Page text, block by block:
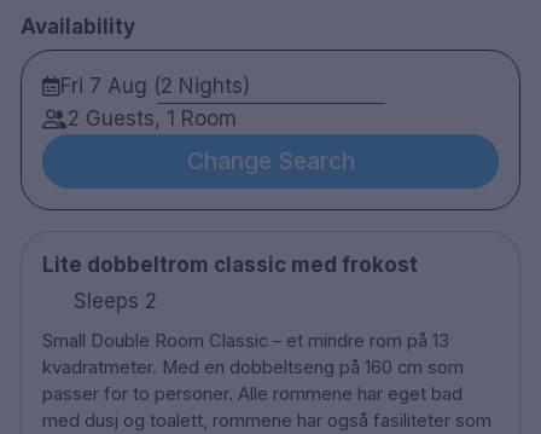
de som ønsker å koble av fra hverdagen for en
stund, her finner du i tillegg til innendørs og
utendørs bassenger, badstuer, varme kilder og
stille rom å slappe av i. Dersom spa ikke faller i
smak, kan du i stedet besøke ditt eget kunstgalleri,
Galleri Arken hvor du vil bli møtt av spennende
kunstinstallasjoner.
Vil du ha et større rom? Kontakt oss gjerne på 08-
403 088 23 for å se på mulighetene for
oppgradering.
Availability
Fri 7 Aug (2 Nights)
2 Guests, 1 Room
Change Search
Lite dobbeltrom classic med frokost
Sleeps 2
Small Double Room Classic – et mindre rom på 13
kvadratmeter. Med en dobbeltseng på 160 cm som
passer for to personer. Alle rommene har eget bad
med dusj og toalett, rommene har også fasiliteter som